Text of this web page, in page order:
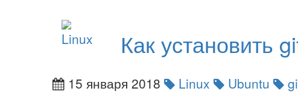
Как установить
15 января 2018 Linux Ubuntu